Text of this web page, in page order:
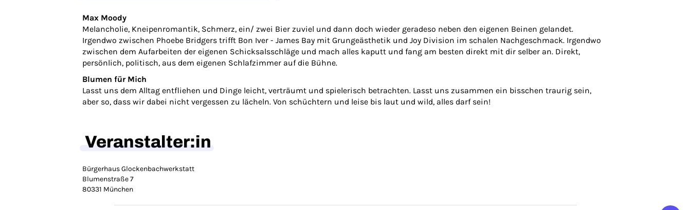
Max Moody
Melancholie, Kneipenromantik, Schmerz, ein/ zwei Bier zuviel und dann doch wieder geradeso neben den eigenen Beinen gelandet.
Irgendwo zwischen Phoebe Bridgers trifft Bon Iver - James Bay mit Grungeästhetik und Joy Division im schalen Nachgeschmack. Irgendwo
zwischen dem Aufarbeiten der eigenen Schicksalsschläge und mach alles kaputt und fang am besten direkt mit dir selber an. Direkt,
persönlich, politisch, aus dem eigenen Schlafzimmer auf die Bühne.
Blumen für Mich
Lasst uns dem Alltag entfliehen und Dinge leicht, verträumt und spielerisch betrachten. Lasst uns zusammen ein bisschen traurig sein,
aber so, dass wir dabei nicht vergessen zu lächeln. Von schüchtern und leise bis laut und wild, alles darf sein!
Veranstalter:in
Bürgerhaus Glockenbachwerkstatt
Blumenstraße 7
80331 München